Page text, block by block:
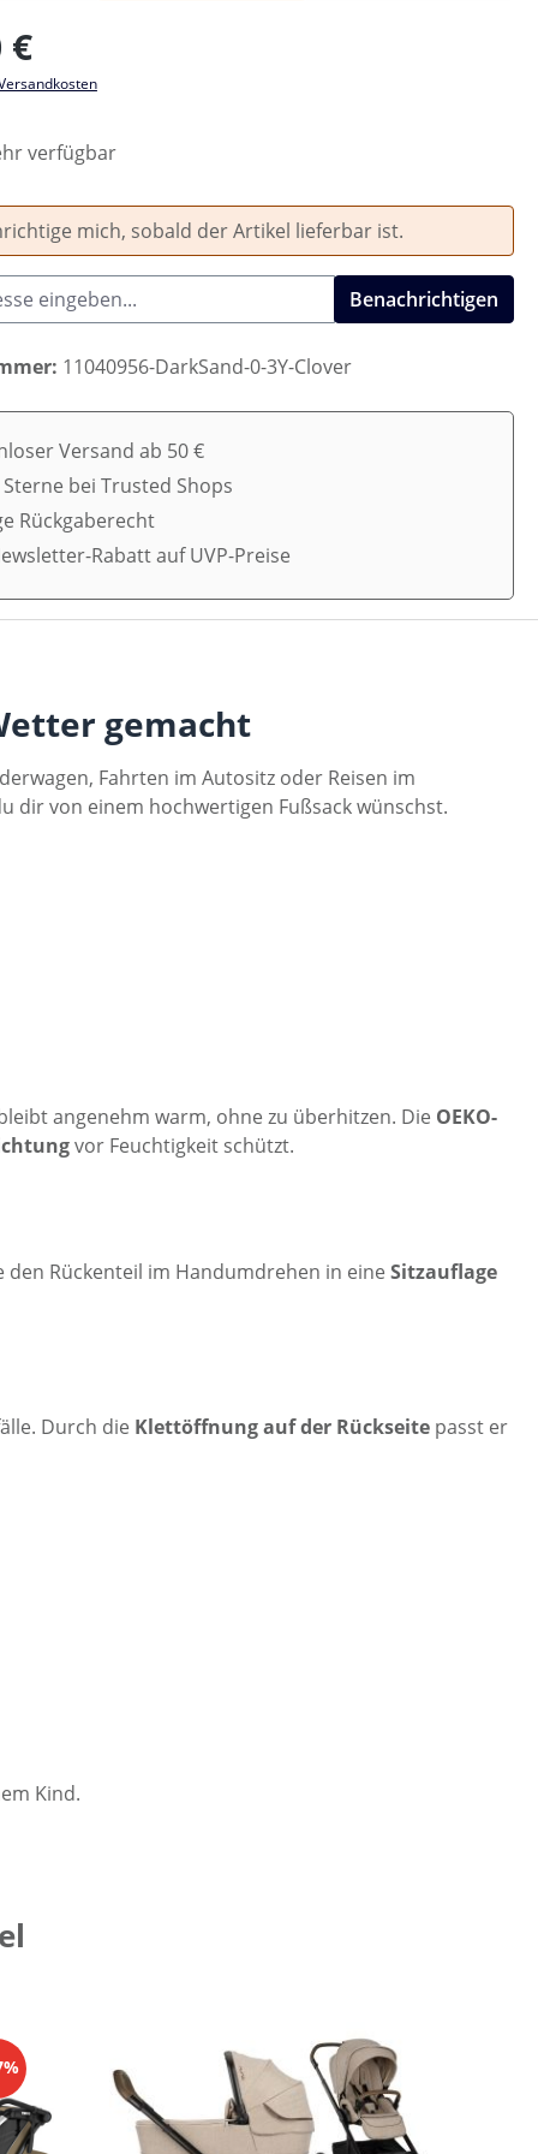
€
verfügbar
mich, sobald der Artikel lieferbar ist.
Benachrichtigen
11040956-DarkSand-0-3Y-Clover
Versand ab 50 €
Sterne bei Trusted Shops
Rückgaberecht
Rabatt auf UVP-Preise
gemacht
Fahrten im Autositz oder Reisen im
dir von einem hochwertigen Fußsack wünschst.
angenehm warm, ohne zu überhitzen. Die OEKO-
vor Feuchtigkeit schützt.
Rückenteil im Handumdrehen in eine Sitzauflage
Durch die Klettöffnung auf der Rückseite passt er
Kind.